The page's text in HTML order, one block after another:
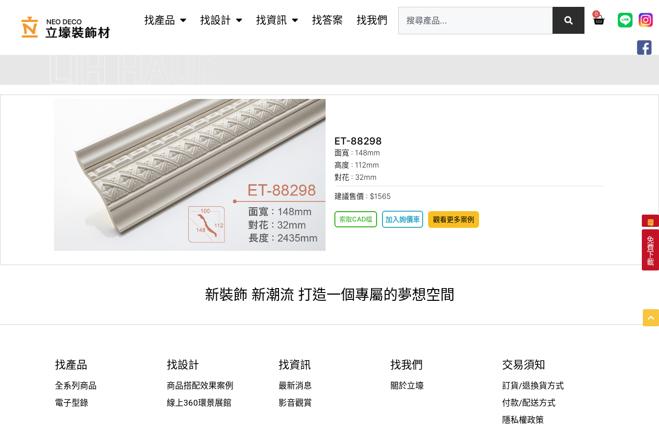
找產品 找設計 找資訊 找答案 找我們 0
ET-88298
面寬 : 148mm
高度 : 112mm
對花 : 32mm
建議售價 : $1565
索取CAD檔 加入詢價車 觀看更多案例
免
費
下
載
新裝飾 新潮流 打造一個專屬的夢想空間
找產品
全系列商品
電子型錄
找設計
商品搭配效果案例
線上360環景展館
找資訊
最新消息
影音觀賞
找我們
關於立壕
交易須知
訂貨/退換貨方式
付款/配送方式
隱私權政策